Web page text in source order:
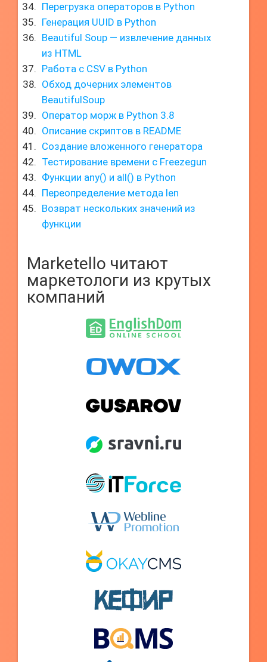
Перегрузка операторов в Python
Генерация UUID в Python
Beautiful Soup — извлечение данных
из HTML
Работа с CSV в Python
Обход дочерних элементов
BeautifulSoup
Оператор морж в Python 3.8
Описание скриптов в README
Создание вложенного генератора
Тестирование времени с Freezegun
Функции any() и all() в Python
Переопределение метода len
Возврат нескольких значений из
функции
Marketello читают
маркетологи из крутых
компаний